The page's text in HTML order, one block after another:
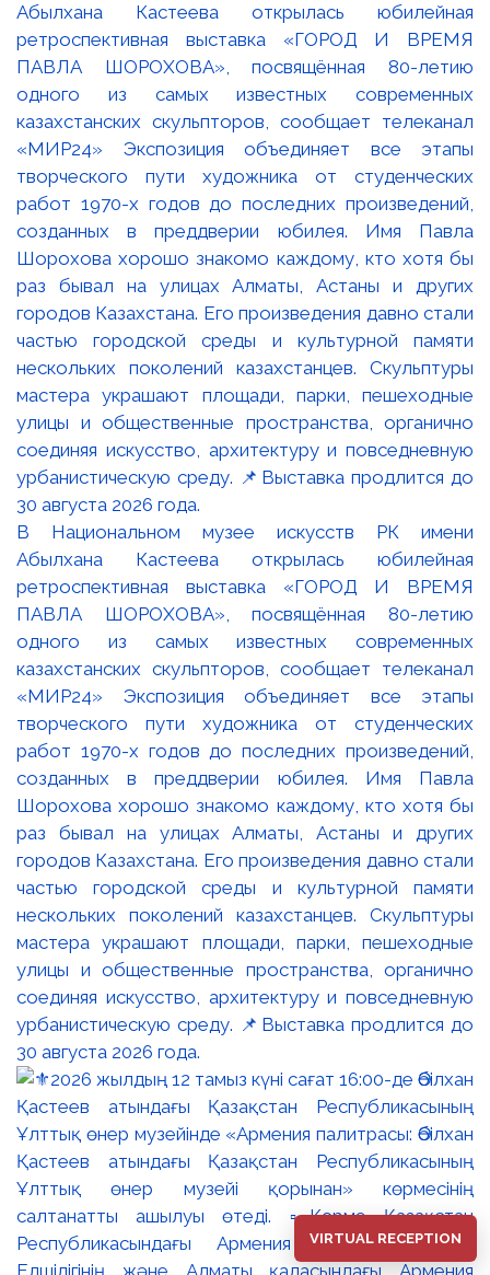
В Национальном музее искусств РК имени
Абылхана Кастеева открылась юбилейная
ретроспективная выставка «ГОРОД И ВРЕМЯ
ПАВЛА ШОРОХОВА», посвящённая 80-летию
одного из самых известных современных
казахстанских скульпторов, сообщает телеканал
«МИР24» Экспозиция объединяет все этапы
творческого пути художника от студенческих
работ 1970-х годов до последних произведений,
созданных в преддверии юбилея. Имя Павла
Шорохова хорошо знакомо каждому, кто хотя бы
раз бывал на улицах Алматы, Астаны и других
городов Казахстана. Его произведения давно стали
частью городской среды и культурной памяти
нескольких поколений казахстанцев. Скульптуры
мастера украшают площади, парки, пешеходные
улицы и общественные пространства, органично
соединяя искусство, архитектуру и повседневную
урбанистическую среду. 📌Выставка продлится до
30 августа 2026 года.
VIRTUAL RECEPTION